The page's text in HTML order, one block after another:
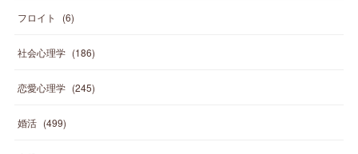
フロイト (6)
社会心理学 (186)
恋愛心理学 (245)
婚活 (499)